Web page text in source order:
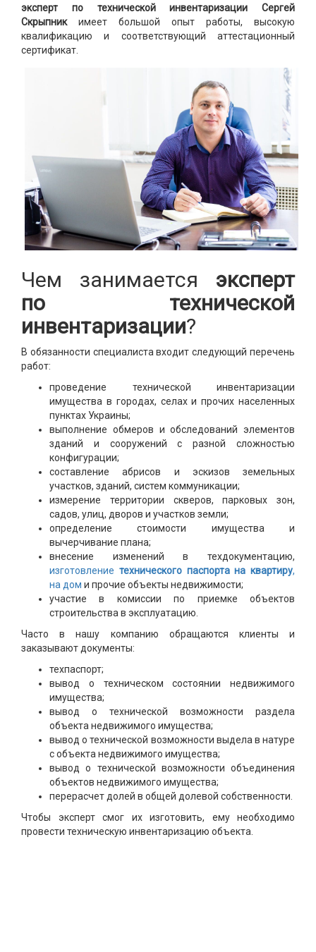
эксперт по технической инвентаризации Сергей
Скрыпникимеет большой опыт работы, высокую
квалификацию и соответствующий аттестационный
сертификат.
Чем занимается эксперт
по технической
инвентаризации?
В обязанности специалиста входит следующий перечень
работ:
проведение технической инвентаризации
имущества в городах, селах и прочих населенных
пунктах Украины;
выполнение обмеров и обследований элементов
зданий и сооружений с разной сложностью
конфигурации;
составление абрисов и эскизов земельных
участков, зданий, систем коммуникации;
измерение территории скверов, парковых зон,
садов, улиц, дворов и участков земли;
определение стоимости имущества и
вычерчивание плана;
внесение изменений в техдокументацию,
изготовление технического паспорта на квартиру,
на дом и прочие объекты недвижимости;
участие в комиссии по приемке объектов
строительства в эксплуатацию.
Часто в нашу компанию обращаются клиенты и
заказывают документы:
техпаспорт;
вывод о техническом состоянии недвижимого
имущества;
вывод о технической возможности раздела
объекта недвижимого имущества;
вывод о технической возможности выдела в натуре
с объекта недвижимого имущества;
вывод о технической возможности объединения
объектов недвижимого имущества;
перерасчет долей в общей долевой собственности.
Чтобы эксперт смог их изготовить, ему необходимо
провести техническую инвентаризацию объекта.